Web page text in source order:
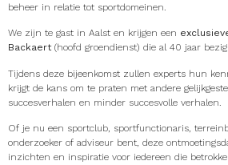
beheer in relatie tot sportdomeinen.
We zijn te gast in Aalst en krijgen een
Backaert(hoofd groendienst) die al 40 jaar
Tijdens deze bijeenkomst zullen experts hun
krijgt de kans om te praten met andere
succesverhalen en minder succesvolle verhalen.
Of je nu een sportclub, sportfunctionaris,
onderzoeker of adviseur bent, deze
inzichten en inspiratie voor iedereen die